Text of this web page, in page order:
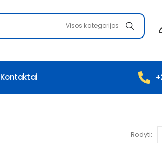
Visos kategorijos
Kontaktai
Rodyti: